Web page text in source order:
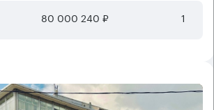
80 000 240 ₽ 1